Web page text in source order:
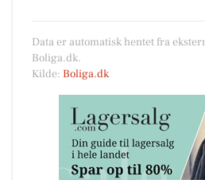
Data er automatisk hentet fra
Boliga.dk.
Kilde: Boliga.dk